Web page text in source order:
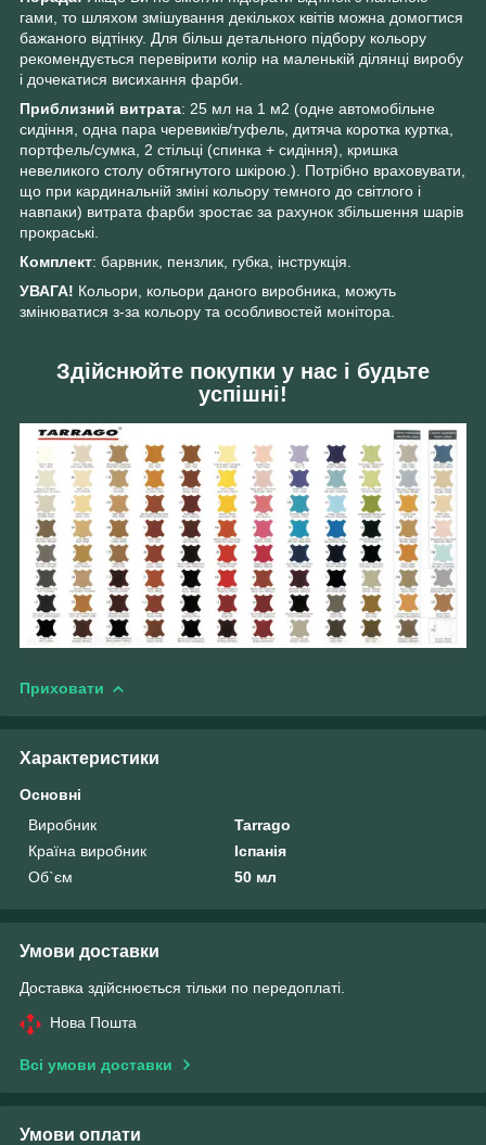
гами, то шляхом змішування декількох квітів можна домогтися
бажаного відтінку. Для більш детального підбору кольору
рекомендується перевірити колір на маленькій ділянці виробу
і дочекатися висихання фарби.
Приблизний витрата: 25 мл на 1 м2 (одне автомобільне
сидіння, одна пара черевиків/туфель, дитяча коротка куртка,
портфель/сумка, 2 стільці (спинка + сидіння), кришка
невеликого столу обтягнутого шкірою.). Потрібно враховувати,
що при кардинальній зміні кольору темного до світлого і
навпаки) витрата фарби зростає за рахунок збільшення шарів
прокраські.
Комплект: барвник, пензлик, губка, інструкція.
УВАГА! Кольори, кольори даного виробника, можуть
змінюватися з-за кольору та особливостей монітора.
Здійснюйте покупки у нас і будьте
успішні!
Приховати
Характеристики
Основні
Виробник
Tarrago
Країна виробник
Іспанія
Об`єм
50 мл
Умови доставки
Доставка здійснюється тільки по передоплаті.
Нова Пошта
Всі умови доставки
Умови оплати